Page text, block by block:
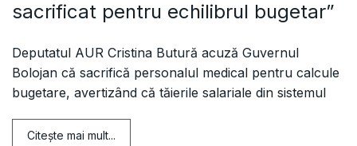
sacrificat pentru echilibrul bugetar”
Deputatul AUR Cristina Butură acuză Guvernul
Bolojan că sacrifică personalul medical pentru calcule
bugetare, avertizând că tăierile salariale din sistemul
Citeşte mai mult...